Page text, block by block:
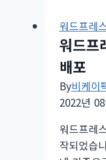
워드프레
워드프
배포
By비케이
2022년
워드프레
작되었습